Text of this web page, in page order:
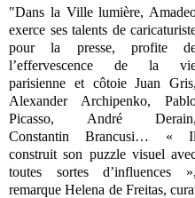
"Dans la Ville lumière,
exerce ses talents de
pour la presse, profite
l’effervescence de la
parisienne et côtoie Juan Gris,
Alexander Archipenko,
Picasso, André Derain,
Constantin Brancusi… « Il
construit son puzzle visuel
toutes sortes d’influences »,
remarque Helena de Freitas,